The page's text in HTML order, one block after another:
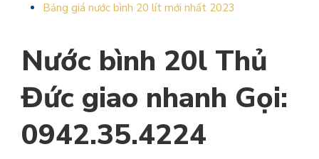
Bảng giá nước bình 20 lít mới nhất 2023
Nước bình 20l Thủ
Đức giao nhanh Gọi:
0942.35.4224